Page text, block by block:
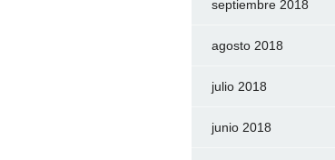
septiembre 2018
agosto 2018
julio 2018
junio 2018